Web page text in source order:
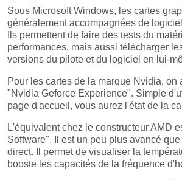
Sous Microsoft Windows, les cartes
généralement accompagnées de
Ils permettent de faire des tests du
performances, mais aussi télécharger
versions du pilote et du logiciel en lui-
Pour les cartes de la marque Nvidia, on
"Nvidia Geforce Experience". Simple
page d'accueil, vous aurez l'état de la
L'équivalent chez le constructeur AMD
Software". Il est un peu plus avancé
direct. Il permet de visualiser la
booste les capacités de la fréquence